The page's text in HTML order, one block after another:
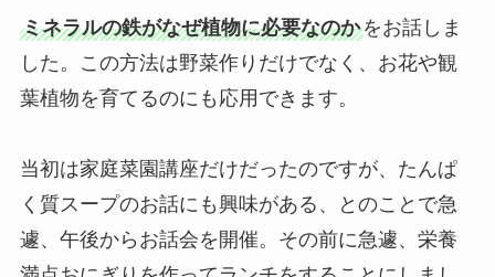
ミネラルの鉄がなぜ植物に必要なのかをお話しま
した。この方法は野菜作りだけでなく、お花や観
葉植物を育てるのにも応用できます。
当初は家庭菜園講座だけだったのですが、たんぱ
く質スープのお話にも興味がある、とのことで急
遽、午後からお話会を開催。その前に急遽、栄養